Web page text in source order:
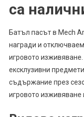
са
Батъл пасът в Mech
награди и
игровото
ексклузивни
съдържание през
игровото изживяване